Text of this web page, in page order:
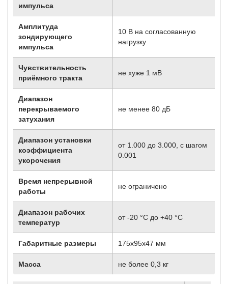
импульса
Амплитуда
зондирующего
импульса
10 В на согласованную
нагрузку
Чувствительность
приёмного тракта
не хуже 1 мВ
Диапазон
перекрываемого
затухания
не менее 80 дБ
Диапазон установки
коэффициента
укорочения
от 1.000 до 3.000, с шагом
0.001
Время непрерывной
работы
не ограничено
Диапазон рабочих
температур
от -20 °С до +40 °С
Габаритные размеры 175х95х47 мм
Масса не более 0,3 кг